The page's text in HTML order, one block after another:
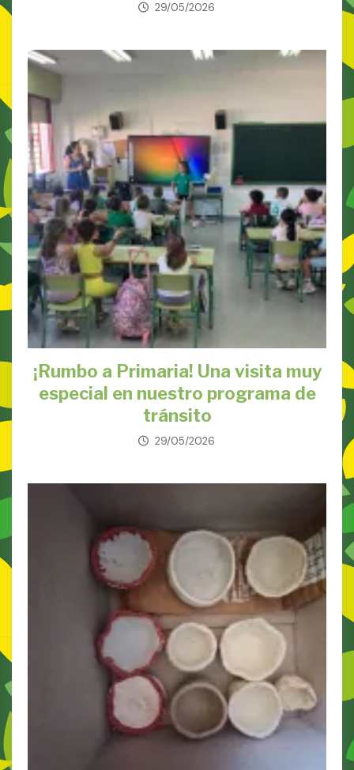
29/05/2026
¡Rumbo a Primaria! Una visita muy
especial en nuestro programa de
tránsito
29/05/2026